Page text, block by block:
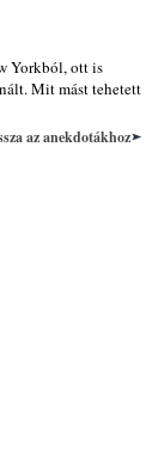
Yorkból, ott is
Mit mást tehetett
az anekdotákhoz